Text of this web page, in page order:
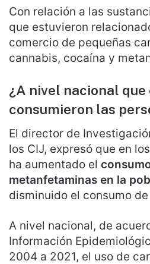
Con relación a las
que estuvieron
comercio de pequeñas
cannabis, cocaína y
¿A nivel nacional que
consumieron las
El director de
los CIJ, expresó que en
ha aumentado el
metanfetaminas en la
disminuido el consumo
A nivel nacional, de
Información
2004 a 2021, el uso de